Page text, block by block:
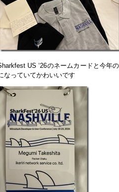
US ‘26のネームカードと今年
なっていてかわいいです